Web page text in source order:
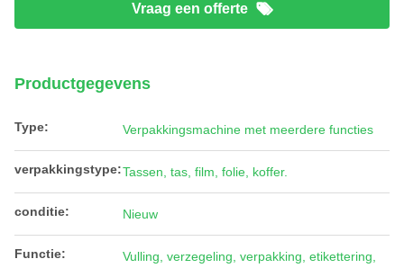
Vraag een offerte
Productgegevens
Type: Verpakkingsmachine met meerdere functies
verpakkingstype:Tassen, tas, film, folie, koffer.
conditie: Nieuw
Functie:
Vulling, verzegeling, verpakking, etikettering,